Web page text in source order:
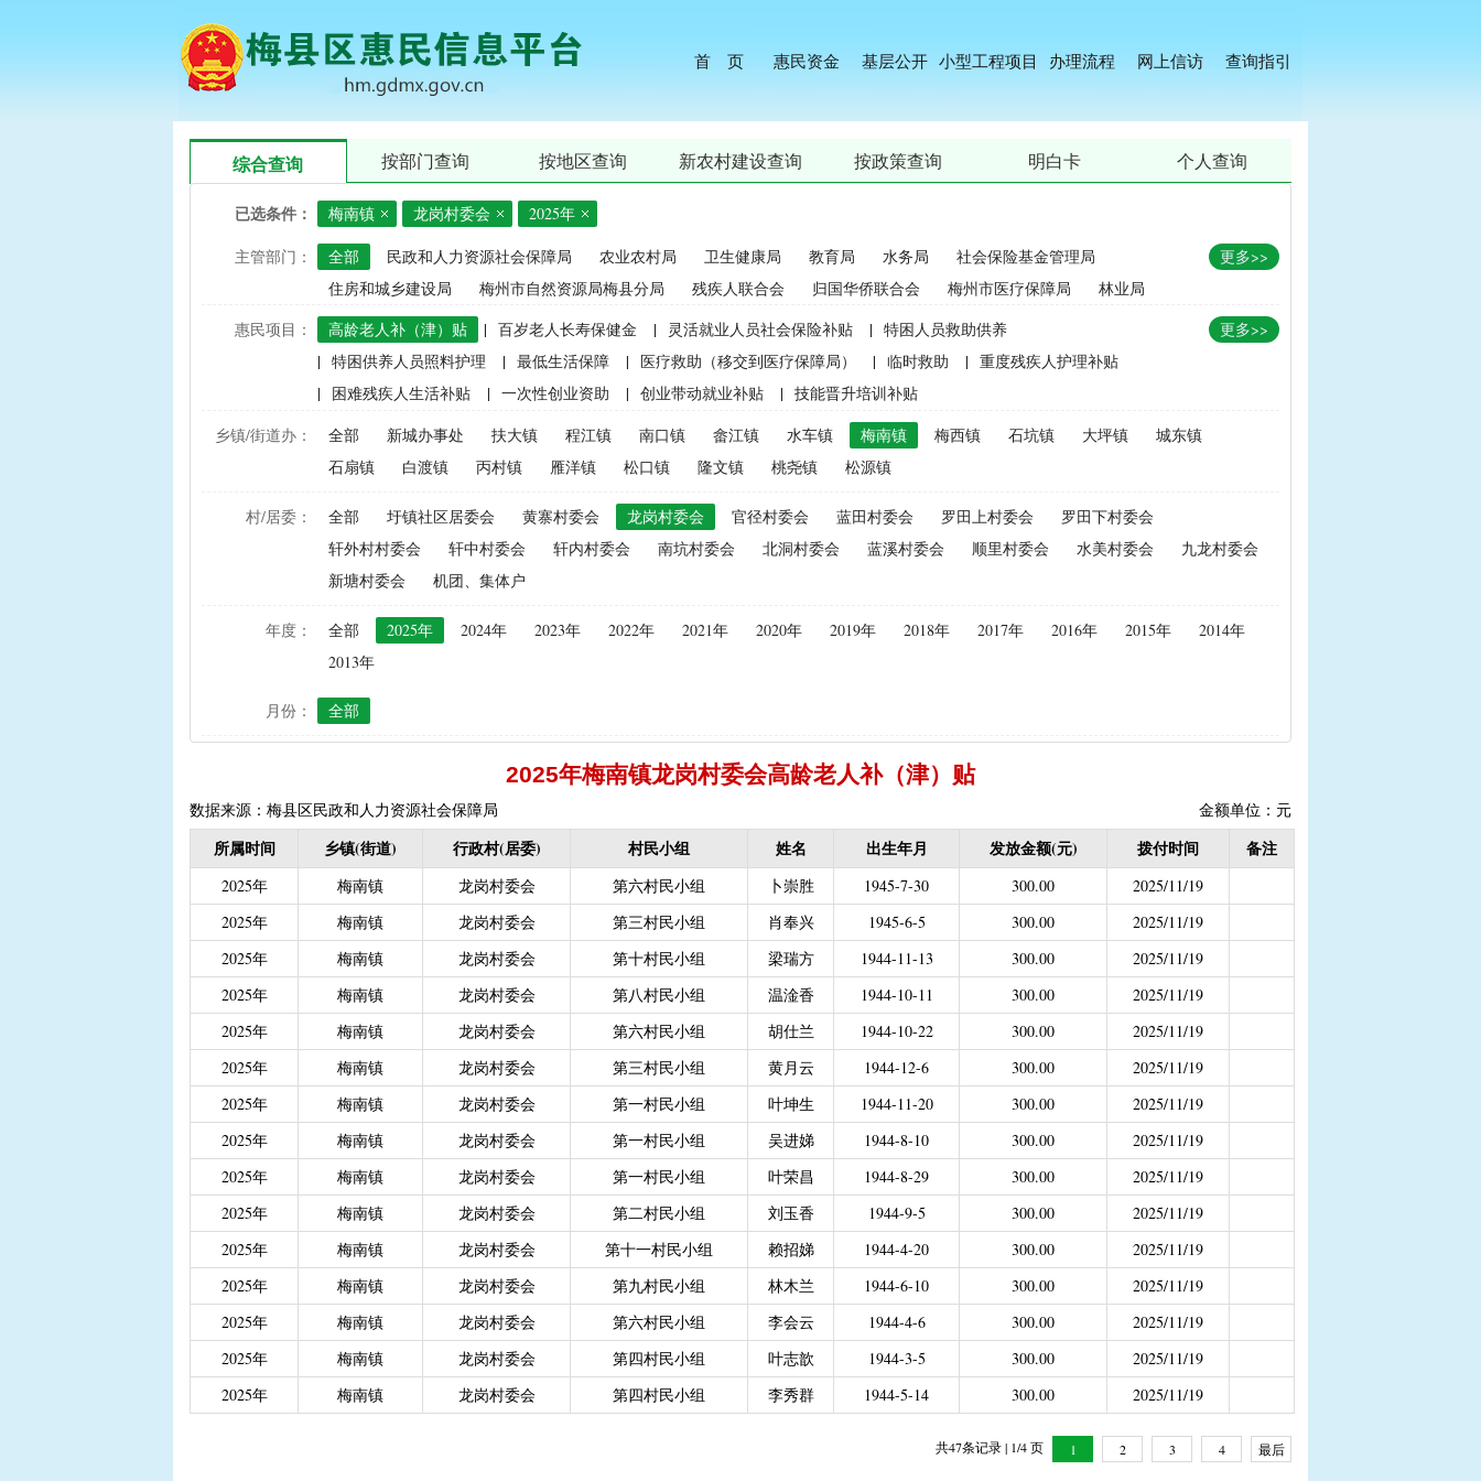
首 页 惠民资金 基层公开 小型工程项目 办理流程 网上信访 查询指引
综合查询 按部门查询 按地区查询 新农村建设查询 按政策查询 明白卡 个人查询
已选条件： 梅南镇 龙岗村委会 2025年
主管部门： 全部 民政和人力资源社会保障局 农业农村局 卫生健康局 教育局 水务局
社会保险基金管理局
住房和城乡建设局
梅州市自然资源局梅县分局 残疾人联合会 归国华侨联合会 梅州市医疗保障局 林业局
更多>>
惠民项目： 高龄老人补（津）贴 | 百岁老人长寿保健金 | 灵活就业人员社会保险补贴 | 特困人员救助供养
| 特困供养人员照料护理 | 最低生活保障 | 医疗救助（移交到医疗保障局） | 临时救助 | 重度残疾人护理补贴
|
困难残疾人生活补贴 | 一次性创业资助 | 创业带动就业补贴 | 技能晋升培训补贴
建档立卡家庭经济困难学生精准资助（2021年秋季学期起不再实施） | 中等职业学校国家助学金 | 畜牧品种改良经费
中央财政水稻、玉米、小麦良种补贴（2015年更改为“耕地地力保护补贴”） | 屠宰环节病害猪无害化处理补助
农资综合直补及种粮直补（2015年更改为“耕地地力保护补贴”） | 优质后备母奶牛饲养补贴 | 政策性能繁母猪保险费补贴
禁渔渔民生产生活补助 | 建档立卡贫困户 政策性家禽、生猪养殖保险保费补贴 | 农机购置补贴 |
耕地地力保护补贴
“两不具备”贫困村庄搬迁（已结束）
省定贫困村创建社会主义新农村示范村建设项目计划表
接生员和赤脚医生生活困难补助资金
计划生育家庭特别扶助（2013年至2020年按季度公开）
| 城镇独生子女父母计划生育奖励 | 农村计划生育节育奖励（农村纯生二女结扎户奖励（2013年至2020年按季度公开））
义务教育阶段家庭经济困难学生生活费补助 | 普通高中国家助学金 | 中等职业学校国家助学金
| 普通高中建档立卡和非建档立卡免学杂费补助
高中残疾学生免学杂费补助（合并到“普通高中建档立卡和非建档立卡免学杂费补助”）
中等职业学校学生免学费补助
| 学前教育资助 | 建档立卡学生生活费（2016年至2021年，已结束） | 大中型水库移民后期扶持资金
| 城乡居民保险养老金 | 农村危房改造 | 基本农田保护经济补偿 | 残疾人自主创业就业
| 重度残疾人护理补贴（2013年至2016年，已移至民政局） | 重度残疾人医疗保险
南粤扶残助学工程（高等教育阶段残疾学生补贴） | 低保残疾人生活津贴（2013年至2016年，已移至民政局）
重度残疾人、精神和智力残疾人缴纳城乡居民基本养老保险费
广东省贫困归侨扶贫救助专项补助
城乡居民医保大病保险 | 城乡居民医保零星报销 | 困难群众医疗救助
城乡居民医保大病保险（2021年4月之前社保局公开的数据）
城乡居民医保零星报销（2021年4月之前社保局公开的数据）
省级生态公益林效益补偿专项资金
更多>>
乡镇/街道办： 全部 新城办事处 扶大镇 程江镇 南口镇 畲江镇 水车镇 梅南镇 梅西镇 石坑镇 大坪镇
城东镇
石扇镇
白渡镇 丙村镇 雁洋镇 松口镇 隆文镇 桃尧镇 松源镇
村/居委： 全部 圩镇社区居委会 黄寨村委会 龙岗村委会 官径村委会 蓝田村委会 罗田上村委会
罗田下村委会
轩外村村委会
轩中村委会 轩内村委会 南坑村委会 北洞村委会 蓝溪村委会 顺里村委会 水美村委会
九龙村委会
新塘村委会
机团、集体户
年度： 全部 2025年 2024年 2023年 2022年 2021年 2020年 2019年 2018年 2017年 2016年 2015年
2014年
2013年
月份： 全部
2025年梅南镇龙岗村委会高龄老人补（津）贴
数据来源：梅县区民政和人力资源社会保障局 金额单位：元
所属时间 乡镇(街道) 行政村(居委) 村民小组 姓名 出生年月 发放金额(元) 拨付时间 备注
2025年 梅南镇 龙岗村委会 第六村民小组 卜崇胜 1945-7-30 300.00
2025/11/19
2025年
梅南镇 龙岗村委会 第三村民小组 肖奉兴 1945-6-5 300.00
2025/11/19
2025年
梅南镇 龙岗村委会 第十村民小组 梁瑞方 1944-11-13 300.00
2025/11/19
2025年
梅南镇 龙岗村委会 第八村民小组 温淦香 1944-10-11 300.00
2025/11/19
2025年
梅南镇 龙岗村委会 第六村民小组 胡仕兰 1944-10-22 300.00
2025/11/19
2025年
梅南镇 龙岗村委会 第三村民小组 黄月云 1944-12-6 300.00
2025/11/19
2025年
梅南镇 龙岗村委会 第一村民小组 叶坤生 1944-11-20 300.00
2025/11/19
2025年
梅南镇 龙岗村委会 第一村民小组 吴进娣 1944-8-10 300.00
2025/11/19
2025年
梅南镇 龙岗村委会 第一村民小组 叶荣昌 1944-8-29 300.00
2025/11/19
2025年
梅南镇 龙岗村委会 第二村民小组 刘玉香 1944-9-5 300.00
2025/11/19
2025年
梅南镇 龙岗村委会 第十一村民小组 赖招娣 1944-4-20 300.00
2025/11/19
2025年
梅南镇 龙岗村委会 第九村民小组 林木兰 1944-6-10 300.00
2025/11/19
2025年
梅南镇 龙岗村委会 第六村民小组 李会云 1944-4-6 300.00
2025/11/19
2025年
梅南镇 龙岗村委会 第四村民小组 叶志歆 1944-3-5 300.00
2025/11/19
2025年
梅南镇 龙岗村委会 第四村民小组 李秀群 1944-5-14 300.00 2025/11/19
共47条记录 | 1/4 页 1 2 3 4
最后